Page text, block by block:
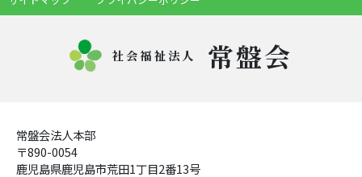
社会福祉法人 常盤会
常盤会法人本部
〒890-0054
鹿児島県鹿児島市荒田1丁目2番13号